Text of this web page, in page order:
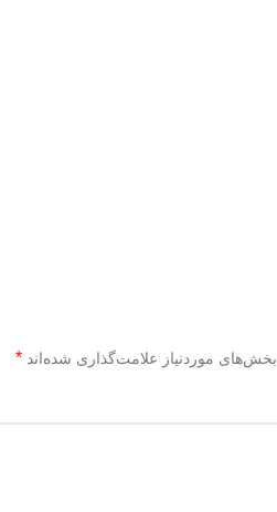
بخش‌های موردنیاز علامت‌گذاری شده‌اند *